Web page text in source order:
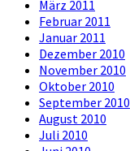
März 2011
Februar 2011
Januar 2011
Dezember 2010
November 2010
Oktober 2010
September 2010
August 2010
Juli 2010